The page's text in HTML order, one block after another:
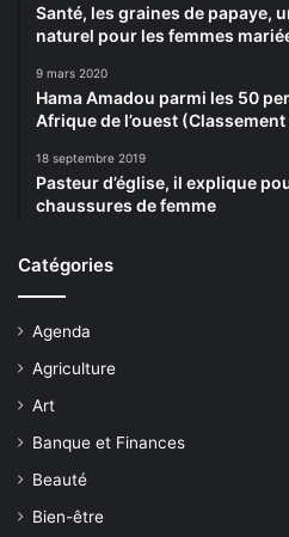
Santé, les graines de papaye,
naturel pour les femmes
9 mars 2020
Hama Amadou parmi les 50
Afrique de l’ouest
18 septembre 2019
Pasteur d’église, il explique
chaussures de femme
Catégories
Agenda
Agriculture
Art
Banque et Finances
Beauté
Bien-être